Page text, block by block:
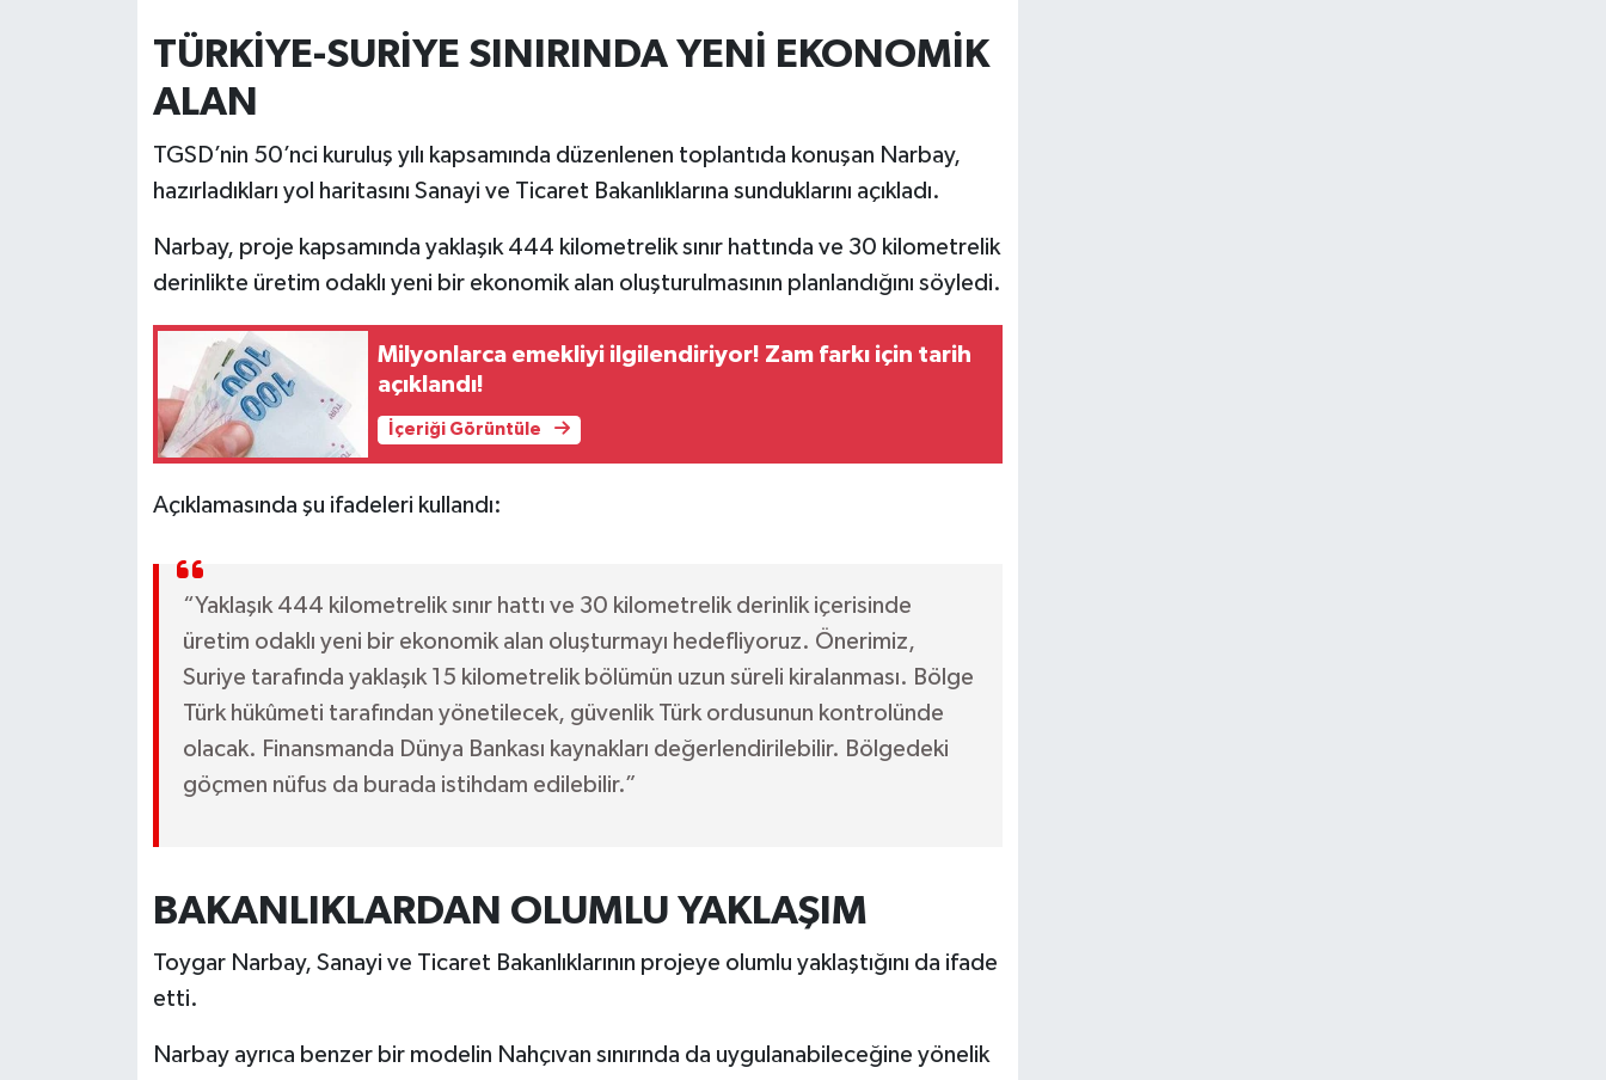
TÜRKİYE-SURİYE SINIRINDA YENİ EKONOMİK
ALAN
TGSD’nin 50’nci kuruluş yılı kapsamında düzenlenen toplantıda konuşan Narbay,
hazırladıkları yol haritasını Sanayi ve Ticaret Bakanlıklarına sunduklarını açıkladı.
Narbay, proje kapsamında yaklaşık 444 kilometrelik sınır hattında ve 30 kilometrelik
derinlikte üretim odaklı yeni bir ekonomik alan oluşturulmasının planlandığını söyledi.
Milyonlarca emekliyi ilgilendiriyor! Zam farkı için tarih
açıklandı!
İçeriği Görüntüle
Açıklamasında şu ifadeleri kullandı:
“Yaklaşık 444 kilometrelik sınır hattı ve 30 kilometrelik derinlik içerisinde
üretim odaklı yeni bir ekonomik alan oluşturmayı hedefliyoruz. Önerimiz,
Suriye tarafında yaklaşık 15 kilometrelik bölümün uzun süreli kiralanması. Bölge
Türk hükûmeti tarafından yönetilecek, güvenlik Türk ordusunun kontrolünde
olacak. Finansmanda Dünya Bankası kaynakları değerlendirilebilir. Bölgedeki
göçmen nüfus da burada istihdam edilebilir.”
BAKANLIKLARDAN OLUMLU YAKLAŞIM
Toygar Narbay, Sanayi ve Ticaret Bakanlıklarının projeye olumlu yaklaştığını da ifade
etti.
Narbay ayrıca benzer bir modelin Nahçıvan sınırında da uygulanabileceğine yönelik